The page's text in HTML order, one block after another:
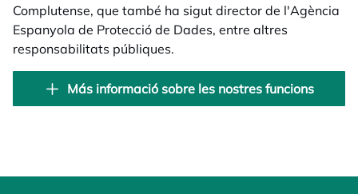
Complutense, que també ha sigut director de l'Agència
Espanyola de Protecció de Dades, entre altres
responsabilitats públiques.
Más informació sobre les nostres funcions